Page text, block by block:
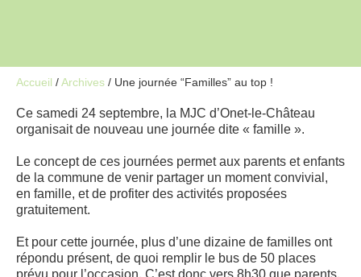
Accueil /Archives / Une journée “Familles” au top !
Ce samedi 24 septembre, la MJC d’Onet-le-Château
organisait de nouveau une journée dite « famille ».
Le concept de ces journées permet aux parents et enfants
de la commune de venir partager un moment convivial,
en famille, et de profiter des activités proposées
gratuitement.
Et pour cette journée, plus d’une dizaine de familles ont
répondu présent, de quoi remplir le bus de 50 places
prévu pour l’occasion. C’est donc vers 8h30 que parents,